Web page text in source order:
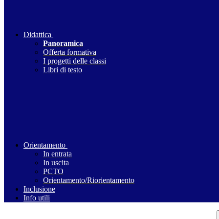
Didattica
Panoramica
Offerta formativa
I progetti delle classi
Libri di testo
Orientamento
In entrata
In uscita
PCTO
Orientamento/Riorientamento
Inclusione
Info utili